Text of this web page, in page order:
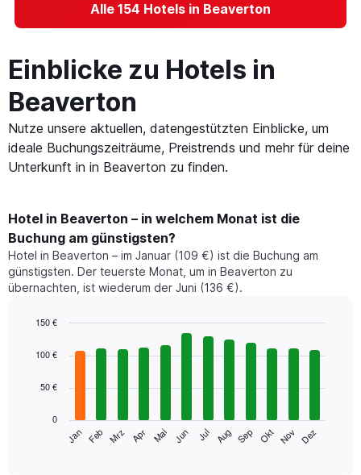
Alle 154 Hotels in Beaverton
Einblicke zu Hotels in
Beaverton
Nutze unsere aktuellen, datengestützten Einblicke, um
ideale Buchungszeiträume, Preistrends und mehr für deine
Unterkunft in in Beaverton zu finden.
Hotel in Beaverton – in welchem Monat ist die
Buchung am günstigsten?
Hotel in Beaverton – im Januar (109 €) ist die Buchung am
günstigsten. Der teuerste Monat, um in Beaverton zu
übernachten, ist wiederum der Juni (136 €).
chart
bars.
folgende
graphic.
Jan Feb Mrz Apr Mai Jun Jul Aug Sep Okt Nov Dez
0
50 €
100 €
150 €